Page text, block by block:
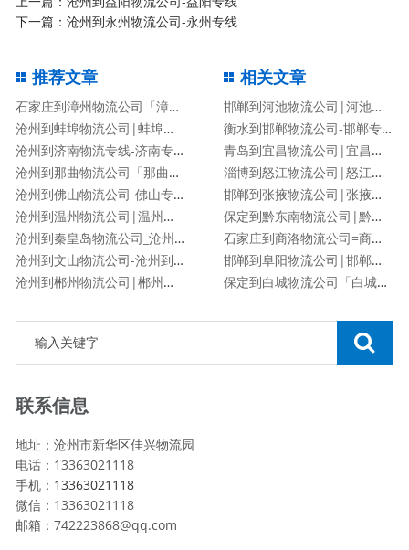
下一篇：沧州到永州物流公司-永州专线
推荐文章
石家庄到漳州物流公司「漳州专线」
沧州到蚌埠物流公司|蚌埠专线
沧州到济南物流专线-济南专线
沧州到那曲物流公司「那曲专线」
沧州到佛山物流公司-佛山专线
沧州到温州物流公司|温州专线
沧州到秦皇岛物流公司_沧州到秦皇岛物流专线
沧州到文山物流公司-沧州到文山货运专线
沧州到郴州物流公司|郴州专线
相关文章
邯郸到河池物流公司|河池专线
衡水到邯郸物流公司-邯郸专线
青岛到宜昌物流公司|宜昌专线
淄博到怒江物流公司|怒江专线
邯郸到张掖物流公司|张掖专线
保定到黔东南物流公司|黔东南专线
石家庄到商洛物流公司=商洛专线
邯郸到阜阳物流公司|邯郸到阜阳物流专线
保定到白城物流公司「白城专线」
联系信息
地址：沧州市新华区佳兴物流园
电话：13363021118
手机： 13363021118
微信：13363021118
邮箱：742223868@qq.com